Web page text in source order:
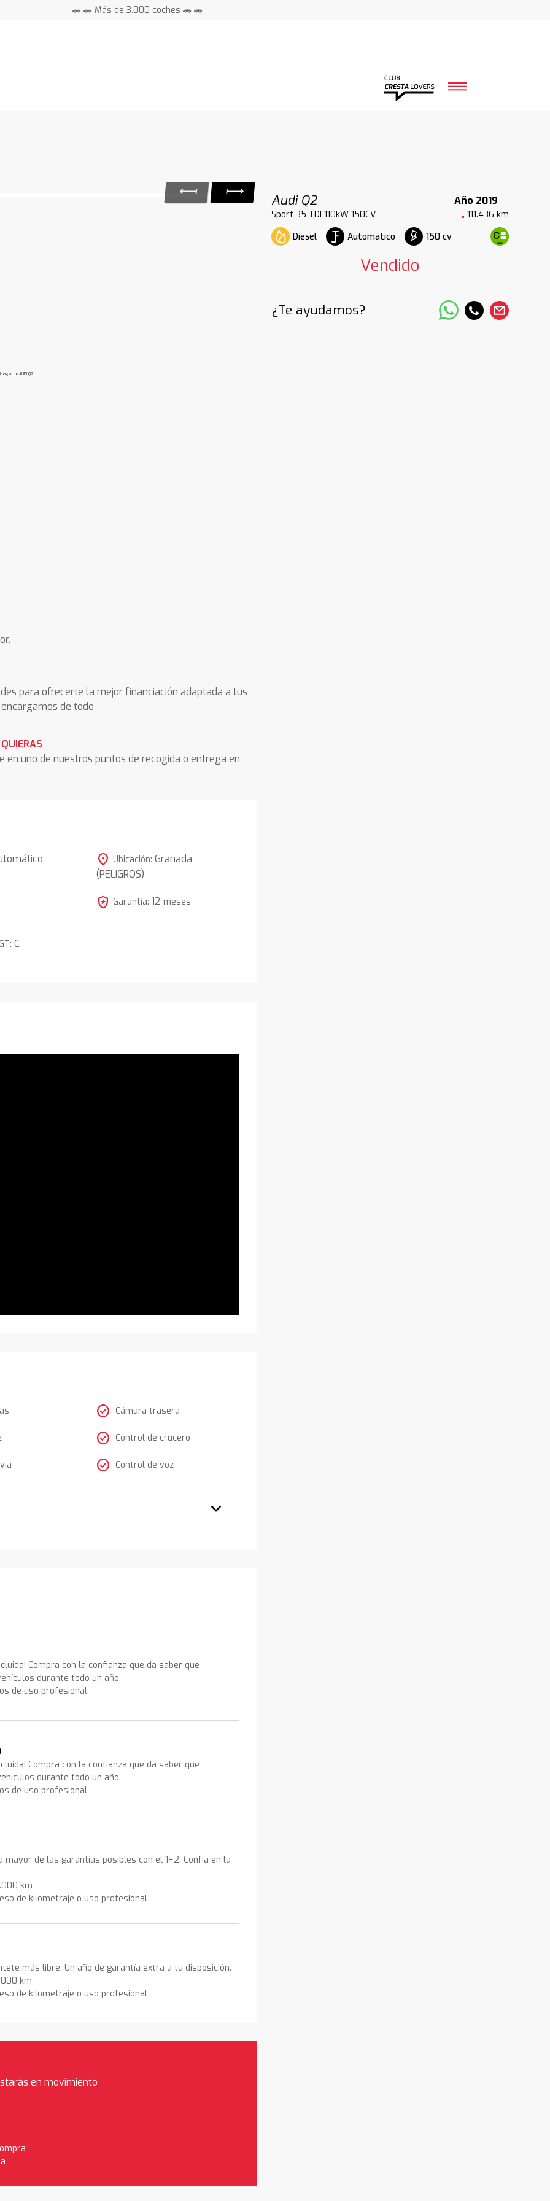
🚗 🚗 Más de 3.000 coches 🚗 🚗
Audi Q2
Año 2019
Sport 35 TDI 110kW 150CV
111.436 km
Diesel
Automático 150 cv
Vendido
¿Te ayudamos?
para ofrecerte la mejor financiación adaptada a tus
de todo
uno de nuestros puntos de recogida o entrega en
C
location_on Ubicación: Granada
(PELIGROS)
local_police Garantía: 12 meses
check_circle Cámara trasera
check_circle Control de crucero
check_circle Control de voz
Compra con la confianza que da saber que
durante todo un año.
de uso profesional
Compra con la confianza que da saber que
durante todo un año.
de uso profesional
mayor de las garantías posibles con el 1+2. Confía en la
km
de kilometraje o uso profesional
más libre. Un año de garantía extra a tu disposición.
km
de kilometraje o uso profesional
en movimiento